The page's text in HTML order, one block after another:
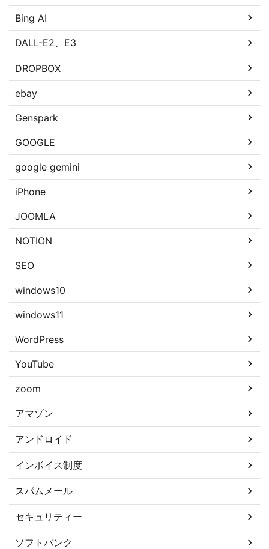
Bing AI
DALL-E2、E3
DROPBOX
ebay
Genspark
GOOGLE
google gemini
iPhone
JOOMLA
NOTION
SEO
windows10
windows11
WordPress
YouTube
zoom
アマゾン
アンドロイド
インボイス制度
スパムメール
セキュリティー
ソフトバンク